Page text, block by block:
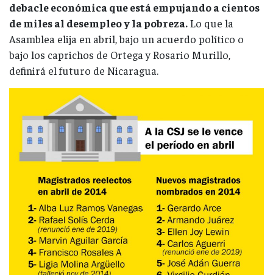
debacle económica que está empujando a cientos
de miles al desempleo y la pobreza.Lo que la
Asamblea elija en abril, bajo un acuerdo político o
bajo los caprichos de Ortega y Rosario Murillo,
definirá el futuro de Nicaragua.